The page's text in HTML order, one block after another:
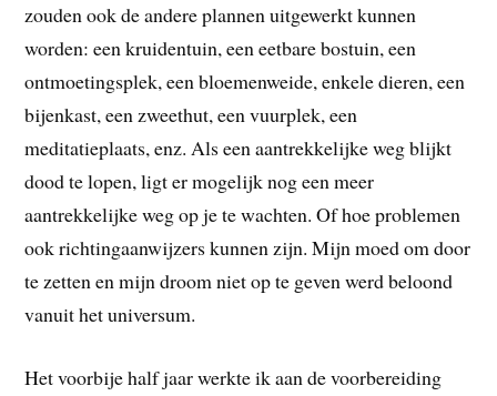
zouden ook de andere plannen uitgewerkt kunnen
worden: een kruidentuin, een eetbare bostuin, een
ontmoetingsplek, een bloemenweide, enkele dieren, een
bijenkast, een zweethut, een vuurplek, een
meditatieplaats, enz. Als een aantrekkelijke weg blijkt
dood te lopen, ligt er mogelijk nog een meer
aantrekkelijke weg op je te wachten. Of hoe problemen
ook richtingaanwijzers kunnen zijn. Mijn moed om door
te zetten en mijn droom niet op te geven werd beloond
vanuit het universum.
Het voorbije half jaar werkte ik aan de voorbereiding